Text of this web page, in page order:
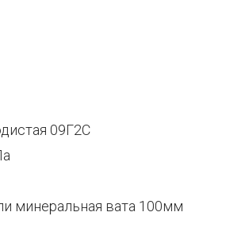
09Г2С
минеральная вата 100мм